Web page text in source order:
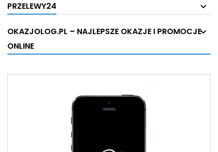
PRZELEWY24
OKAZJOLOG.PL – NAJLEPSZE OKAZJE I PROMOCJE
ONLINE